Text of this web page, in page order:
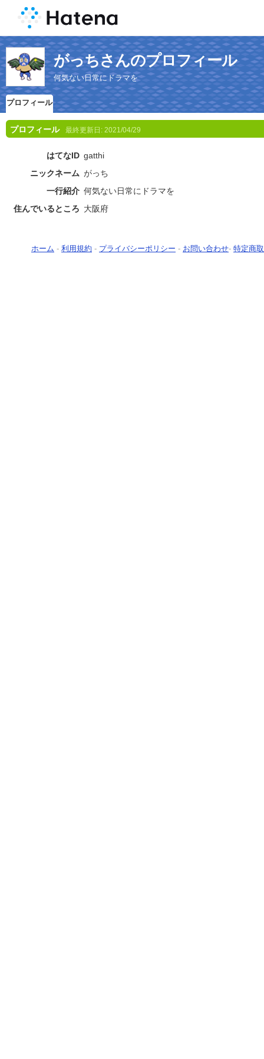
がっちさんのプロフィール
何気ない日常にドラマを
プロフィール
プロフィール 最終更新日: 2021/04/29
はてなID gatthi
ニックネーム がっち
一行紹介 何気ない日常にドラマを
住んでいるところ 大阪府
ホーム - 利用規約 - プライバシーポリシー - お問い合わせ- 特定商